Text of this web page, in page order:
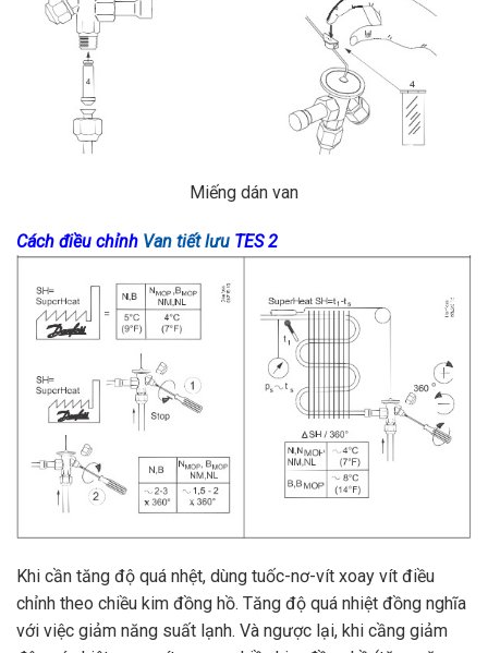
Miếng dán van
Cách điều chỉnh Van tiết lưu TES 2
Khi cần tăng độ quá nhệt, dùng tuốc-nơ-vít xoay vít điều
chỉnh theo chiều kim đồng hồ. Tăng độ quá nhiệt đồng nghĩa
với việc giảm năng suất lạnh. Và ngược lại, khi cầng giảm